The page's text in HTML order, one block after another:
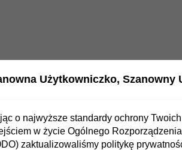
mamie i jak się przygotować?
Użytkowniczko, Szanowny
o najwyższe standardy ochrony
w życie Ogólnego
zaktualizowaliśmy politykę